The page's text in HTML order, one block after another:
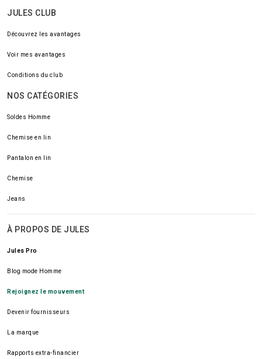
JULES CLUB
Découvrez les avantages
Voir mes avantages
Conditions du club
NOS CATÉGORIES
Soldes Homme
Chemise en lin
Pantalon en lin
Chemise
Jeans
À PROPOS DE JULES
Jules Pro
Blog mode Homme
Rejoignez le mouvement
Devenir fournisseurs
La marque
Rapports extra-financier